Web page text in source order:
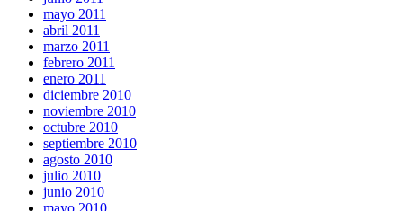
mayo 2011
abril 2011
marzo 2011
febrero 2011
enero 2011
diciembre 2010
noviembre 2010
octubre 2010
septiembre 2010
agosto 2010
julio 2010
junio 2010
mayo 2010